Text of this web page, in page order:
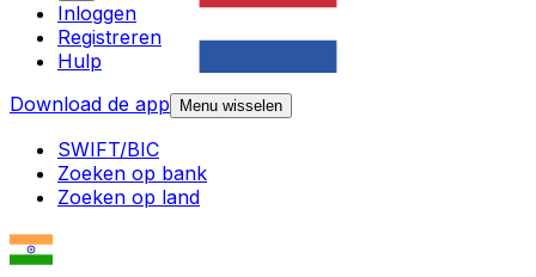
Inloggen
Registreren
Hulp
Download de app
Menu wisselen
SWIFT/BIC
Zoeken op bank
Zoeken op land